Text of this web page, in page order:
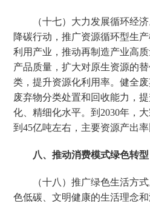
（十七）大力发展循环经
降碳行动，推广资源循环型生
利用产业，推动再制造产业高
产品质量，扩大对原生资源的
类，提升资源化利用率。健全
废弃物分类处置和回收能力，
化、精细化水平。到2030年，
到45亿吨左右，主要资源产出率
八、推动消费模式绿色转型
（十八）推广绿色生活方
色低碳、文明健康的生活理念